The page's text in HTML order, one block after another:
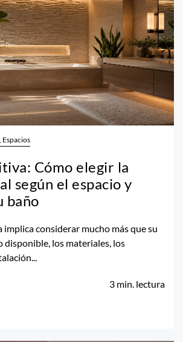
Espacios
Cómo elegir la
según el espacio y
baño
implica considerar mucho más que su
disponible, los materiales, los
3 min. lectura